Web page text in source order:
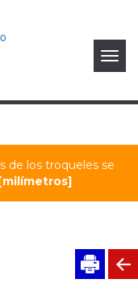
de los troqueles se